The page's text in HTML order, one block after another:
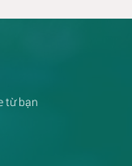
từ bạn